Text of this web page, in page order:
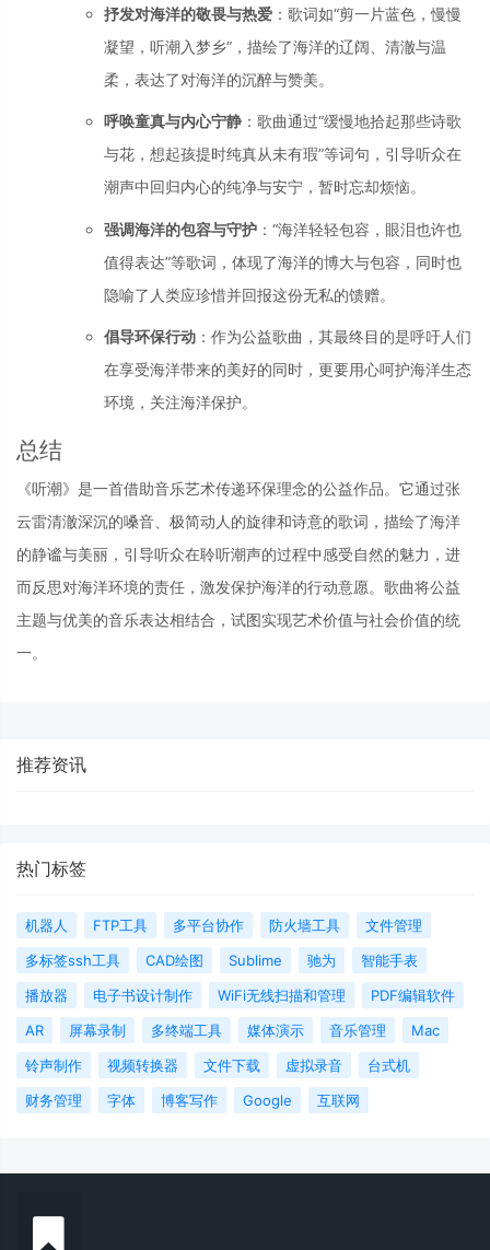
抒发对海洋的敬畏与热爱 ：歌词如“剪一片蓝色，慢慢
凝望，听潮入梦乡”，描绘了海洋的辽阔、清澈与温
柔，表达了对海洋的沉醉与赞美。
呼唤童真与内心宁静 ：歌曲通过“缓慢地拾起那些诗歌
与花，想起孩提时纯真从未有瑕”等词句，引导听众在
潮声中回归内心的纯净与安宁，暂时忘却烦恼。
强调海洋的包容与守护 ：“海洋轻轻包容，眼泪也许也
值得表达”等歌词，体现了海洋的博大与包容，同时也
隐喻了人类应珍惜并回报这份无私的馈赠。
倡导环保行动 ：作为公益歌曲，其最终目的是呼吁人们
在享受海洋带来的美好的同时，更要用心呵护海洋生态
环境，关注海洋保护。
总结
《听潮》是一首借助音乐艺术传递环保理念的公益作品。它通过张
云雷清澈深沉的嗓音、极简动人的旋律和诗意的歌词，描绘了海洋
的静谧与美丽，引导听众在聆听潮声的过程中感受自然的魅力，进
而反思对海洋环境的责任，激发保护海洋的行动意愿。歌曲将公益
主题与优美的音乐表达相结合，试图实现艺术价值与社会价值的统
一。
推荐资讯
热门标签
机器人 FTP工具 多平台协作 防火墙工具
文件管理
多标签ssh工具
CAD绘图 Sublime 驰为
智能手表
播放器
电子书设计制作 WiFi无线扫描和管理
PDF编辑软件
AR
屏幕录制 多终端工具 媒体演示 音乐管理
Mac
铃声制作
视频转换器 文件下载 虚拟录音
台式机
财务管理
字体 博客写作 Google 互联网